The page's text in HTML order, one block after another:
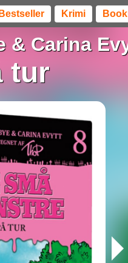
Bestseller Krimi
& Carina
tur